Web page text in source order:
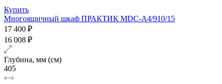
Купить
Многоящичный шкаф ПРАКТИК MDC-A4/910/15
17 400 ₽
16 008 ₽
Глубина, мм (см)
405